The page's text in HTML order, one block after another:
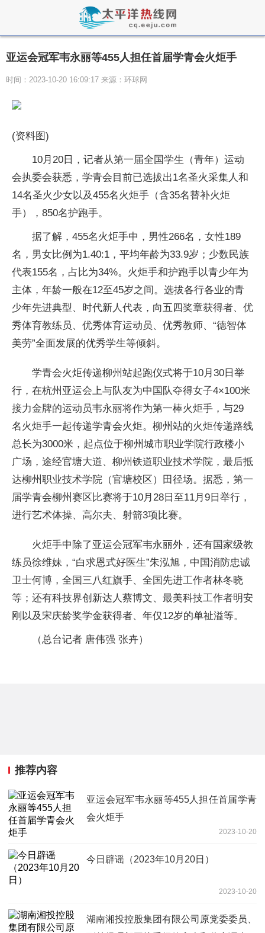
亚运会冠军韦永丽等455人担任首届学青会火炬手
时间：2023-10-20 16:09:17 来源：环球网
(资料图)
10月20日，记者从第一届全国学生（青年）运动
会执委会获悉，学青会目前已选拔出1名圣火采集人和
14名圣火少女以及455名火炬手（含35名替补火炬
手），850名护跑手。
据了解，455名火炬手中，男性266名，女性189
名，男女比例为1.40:1，平均年龄为33.9岁；少数民族
代表155名，占比为34%。火炬手和护跑手以青少年为
主体，年龄一般在12至45岁之间。选拔各行各业的青
少年先进典型、时代新人代表，向五四奖章获得者、优
秀体育教练员、优秀体育运动员、优秀教师、“德智体
美劳”全面发展的优秀学生等倾斜。
学青会火炬传递柳州站起跑仪式将于10月30日举
行，在杭州亚运会上与队友为中国队夺得女子4×100米
接力金牌的运动员韦永丽将作为第一棒火炬手，与29
名火炬手一起传递学青会火炬。柳州站的火炬传递路线
总长为3000米，起点位于柳州城市职业学院行政楼小
广场，途经官塘大道、柳州铁道职业技术学院，最后抵
达柳州职业技术学院（官塘校区）田径场。据悉，第一
届学青会柳州赛区比赛将于10月28日至11月9日举行，
进行艺术体操、高尔夫、射箭3项比赛。
火炬手中除了亚运会冠军韦永丽外，还有国家级教
练员徐维妹，“白求恩式好医生”朱泓旭，中国消防忠诚
卫士何博，全国三八红旗手、全国先进工作者林冬晓
等；还有科技界创新达人蔡博文、最美科技工作者明安
刚以及宋庆龄奖学金获得者、年仅12岁的单祉溢等。
（总台记者 唐伟强 张卉）
推荐内容
亚运会冠军韦永丽等455人担任首届学青
会火炬手
2023-10-20
今日辟谣（2023年10月20日）
2023-10-20
湖南湘投控股集团有限公司原党委委员、